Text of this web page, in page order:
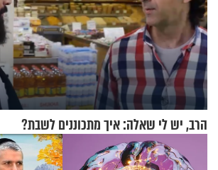
הרב, יש לי שאלה: איך מתכוננים לשבת?